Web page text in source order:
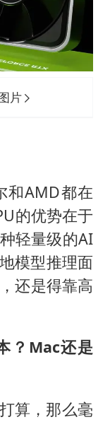
片
和AMD都在
的优势在于
轻量级的AI
模型推理面
还是得靠高
？Mac还是
算，那么毫